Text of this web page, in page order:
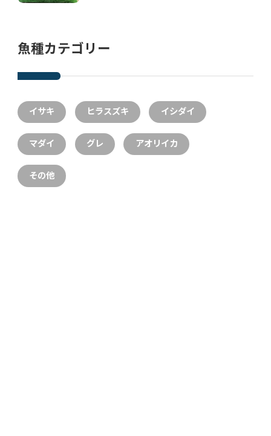
魚種カテゴリー
イサキ ヒラスズキ イシダイ
マダイ グレ アオリイカ
その他